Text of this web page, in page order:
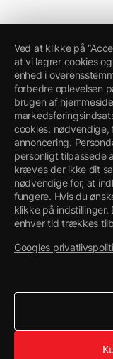
Ved at klikke på
at vi lagrer cookies
enhed i
forbedre oplevelsen
brugen af
cookies: nødvendige,
annoncering.
personligt tilpassede
kræves der ikke dit
nødvendige for, at
fungere. Hvis du
klikke på
enhver tid trækkes
Googles